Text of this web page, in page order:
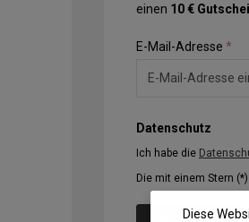
einen 10 €
E-Mail-Adresse *
Datenschutz
Ich habe die
Die mit einem Stern
Diese